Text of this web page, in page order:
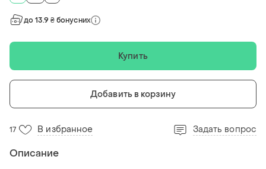
до 13.9 ₴ бонусних
Купить
Добавить в корзину
17 В избранное Задать вопрос
Описание